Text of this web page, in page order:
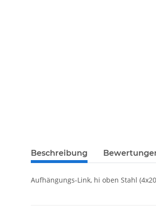
Beschreibung
Aufhängungs-Link, hi oben Stahl